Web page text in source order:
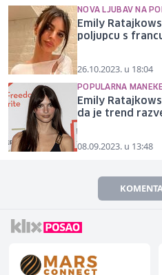
NOVA LJUBAV NA
Emily
poljupcu s
26.10.2023. u 18:04
POPULARNA
Emily
da je trend
08.09.2023. u 13:48